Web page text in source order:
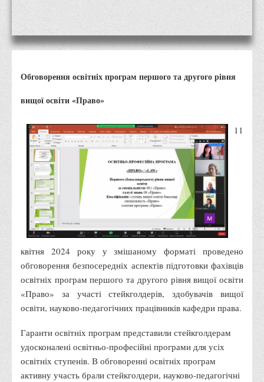
Правила поведінки у разі виявлення вибухонебезпечних
Протидія торгівлі людьми
характеру
Правила безпечної поведінки учасників освітнього процесу в
Що можна і не можна знімати, показувати під час війни
Контакти державних та громадських організацій, які
допомагають тим, хто пережили сексуальне насильство,
пов'язане з конфліктом та їх родинам у Вінницькій області
10 точних фактів про наркотики. З’ясуй правду про
наркотики. Врятуй чиєсь життя
Контакти
3D тур
Екскурсія до ВТЕІ
Smart Electronic Learning
Структура
Адміністрація
Обговорення освітніх програм першого та другого рівня
вищої освіти «Право»
11
квітня 2024 року у змішаному форматі проведено
обговорення безпосередніх аспектів підготовки фахівців
освітніх програм першого та другого рівня вищої освіти
«Право» за участі стейкголдерів, здобувачів вищої
освіти, науково-педагогічних працівників кафедри права.
Гаранти освітніх програм представили стейкголдерам
удосконалені освітньо-професійні програми для усіх
освітніх ступенів. В обговоренні освітніх програм
активну участь брали стейкголдери, науково-педагогічні